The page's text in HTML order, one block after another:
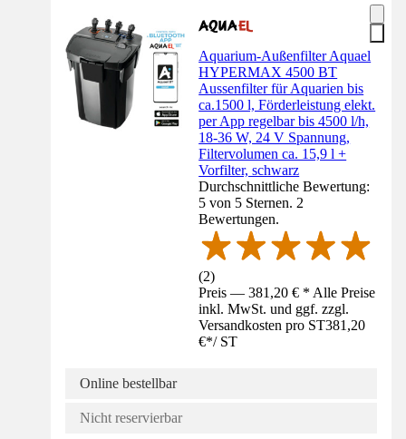
Aquarium-Außenfilter Aquael
HYPERMAX 4500 BT
Aussenfilter für Aquarien bis
ca.1500 l, Förderleistung elekt.
per App regelbar bis 4500 l/h,
18-36 W, 24 V Spannung,
Filtervolumen ca. 15,9 l +
Vorfilter, schwarz
Durchschnittliche Bewertung:
5 von 5 Sternen. 2
Bewertungen.
(2)
Preis — 381,20 € * Alle Preise
inkl. MwSt. und ggf. zzgl.
Versandkosten pro ST381,20
€*/ ST
Online bestellbar
Nicht reservierbar